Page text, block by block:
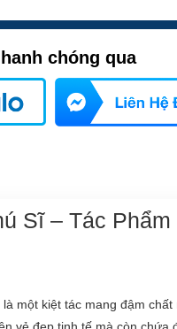
chóng qua
Sĩ – Tác Phẩm
một kiệt tác mang đậm chất
vẻ đẹp tinh tế mà còn chứa